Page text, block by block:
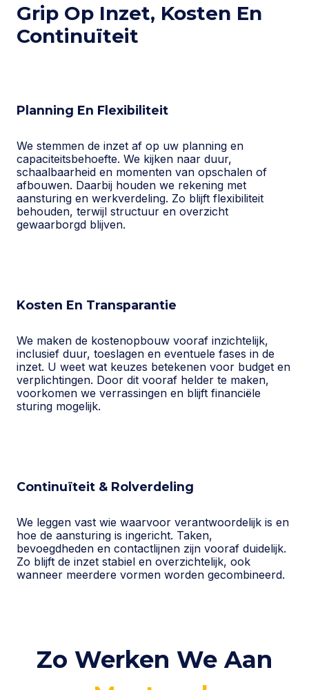
Grip Op Inzet, Kosten En
Continuïteit
Planning En Flexibiliteit
We stemmen de inzet af op uw planning en
capaciteitsbehoefte. We kijken naar duur,
schaalbaarheid en momenten van opschalen of
afbouwen. Daarbij houden we rekening met
aansturing en werkverdeling. Zo blijft flexibiliteit
behouden, terwijl structuur en overzicht
gewaarborgd blijven.
Kosten En Transparantie
We maken de kostenopbouw vooraf inzichtelijk,
inclusief duur, toeslagen en eventuele fases in de
inzet. U weet wat keuzes betekenen voor budget en
verplichtingen. Door dit vooraf helder te maken,
voorkomen we verrassingen en blijft financiële
sturing mogelijk.
Continuïteit & Rolverdeling
We leggen vast wie waarvoor verantwoordelijk is en
hoe de aansturing is ingericht. Taken,
bevoegdheden en contactlijnen zijn vooraf duidelijk.
Zo blijft de inzet stabiel en overzichtelijk, ook
wanneer meerdere vormen worden gecombineerd.
Zo Werken We Aan